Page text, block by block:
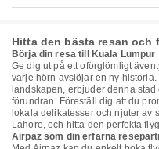
Hitta den bästa resan och
Börja din resa till Kuala Lumpur
Ge dig ut på ett oförglömligt
varje hörn avslöjar en ny
landskapen, erbjuder denna
förundran. Föreställ dig att du
lokala delikatesser och njuter av
Lahore, och hitta den perfekta
Airpaz som din erfarna